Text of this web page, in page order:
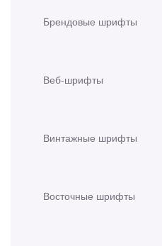
Брендовые шрифты
Веб-шрифты
Винтажные шрифты
Восточные шрифты